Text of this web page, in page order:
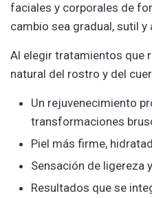
faciales y corporales de
cambio sea gradual, sutil y
Al elegir tratamientos que
natural del rostro y del
Un rejuvenecimiento
transformaciones
Piel más firme,
Sensación de ligereza
Resultados que se